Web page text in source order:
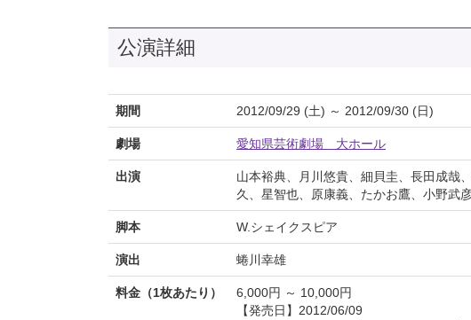
公演詳細
期間 2012/09/29 (土) ～ 2012/09/30 (日)
劇場 愛知県芸術劇場 大ホール
出演
山本裕典、月川悠貴、細貝圭、長田成哉
久、星智也、原康義、たかお鷹、小野武
脚本 W.シェイクスピア
演出 蜷川幸雄
料金（1枚あたり）
6,000円 ～ 10,000円
【発売日】2012/06/09